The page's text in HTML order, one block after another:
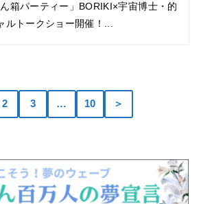
箱パーティー」BORIKI×宇宙博士・的
ルトークショー開催！...
2 3 … 10 ＞